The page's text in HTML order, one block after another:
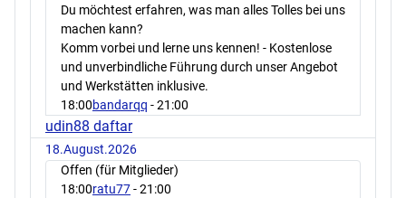
Du möchtest erfahren, was man alles Tolles bei uns
machen kann?
Komm vorbei und lerne uns kennen! - Kostenlose
und unverbindliche Führung durch unser Angebot
und Werkstätten inklusive.
18:00bandarqq - 21:00
udin88 daftar
18.August.2026
Offen (für Mitglieder)
18:00ratu77- 21:00